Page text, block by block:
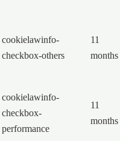
cookielawinfo-
checkbox-others
11
months
cookielawinfo-
checkbox-
performance
11
months